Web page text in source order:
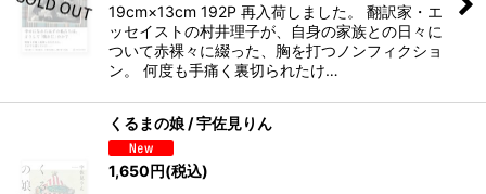
19cm×13cm 192P 再入荷しました。 翻訳家・エ
ッセイストの村井理子が、自身の家族との日々に
ついて赤裸々に綴った、胸を打つノンフィクショ
ン。 何度も手痛く裏切られたけ…
くるまの娘 / 宇佐見りん
1,650円(税込)